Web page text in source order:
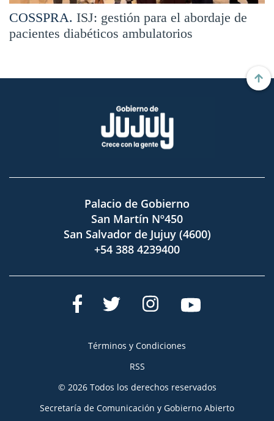
COSSPRA. ISJ: gestión para el abordaje de
pacientes diabéticos ambulatorios
Palacio de Gobierno
San Martín Nº450
San Salvador de Jujuy (4600)
+54 388 4239400
Términos y Condiciones
RSS
© 2026 Todos los derechos reservados
Secretaría de Comunicación y Gobierno Abierto